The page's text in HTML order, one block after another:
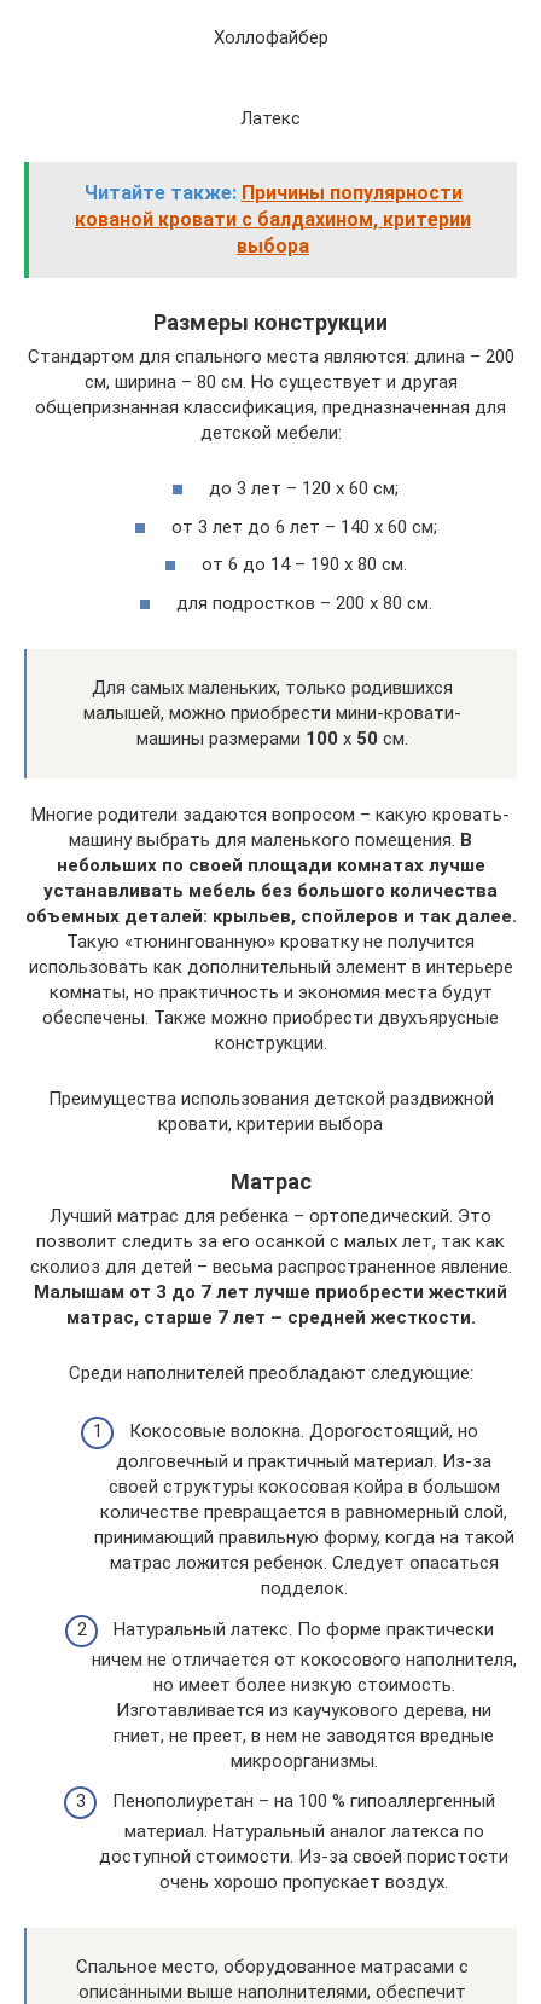
Холлофайбер
Латекс
Читайте также: Причины популярности
кованой кровати с балдахином, критерии
выбора
Размеры конструкции
Стандартом для спального места являются: длина – 200
см, ширина – 80 см. Но существует и другая
общепризнанная классификация, предназначенная для
детской мебели:
до 3 лет – 120 х 60 см;
от 3 лет до 6 лет – 140 х 60 см;
от 6 до 14 – 190 х 80 см.
для подростков – 200 х 80 см.
Для самых маленьких, только родившихся
малышей, можно приобрести мини-кровати-
машины размерами 100 х 50 см.
Многие родители задаются вопросом – какую кровать-
машину выбрать для маленького помещения. В
небольших по своей площади комнатах лучше
устанавливать мебель без большого количества
объемных деталей: крыльев, спойлеров и так далее.
Такую «тюнингованную» кроватку не получится
использовать как дополнительный элемент в интерьере
комнаты, но практичность и экономия места будут
обеспечены. Также можно приобрести двухъярусные
конструкции.
Преимущества использования детской раздвижной
кровати, критерии выбора
Матрас
Лучший матрас для ребенка – ортопедический. Это
позволит следить за его осанкой с малых лет, так как
сколиоз для детей – весьма распространенное явление.
Малышам от 3 до 7 лет лучше приобрести жесткий
матрас, старше 7 лет – средней жесткости.
Среди наполнителей преобладают следующие:
Кокосовые волокна. Дорогостоящий, но
долговечный и практичный материал. Из-за
своей структуры кокосовая койра в большом
количестве превращается в равномерный слой,
принимающий правильную форму, когда на такой
матрас ложится ребенок. Следует опасаться
подделок.
Натуральный латекс. По форме практически
ничем не отличается от кокосового наполнителя,
но имеет более низкую стоимость.
Изготавливается из каучукового дерева, ни
гниет, не преет, в нем не заводятся вредные
микроорганизмы.
Пенополиуретан – на 100 % гипоаллергенный
материал. Натуральный аналог латекса по
доступной стоимости. Из-за своей пористости
очень хорошо пропускает воздух.
Спальное место, оборудованное матрасами с
описанными выше наполнителями, обеспечит